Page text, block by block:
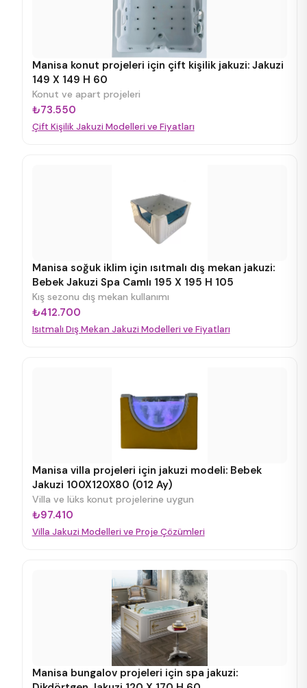
Manisa konut projeleri için çift kişilik jakuzi: Jakuzi
149 X 149 H 60
Konut ve apart projeleri
₺73.550
Çift Kişilik Jakuzi Modelleri ve Fiyatları
Manisa soğuk iklim için ısıtmalı dış mekan jakuzi:
Bebek Jakuzi Spa Camlı 195 X 195 H 105
Kış sezonu dış mekan kullanımı
₺412.700
Isıtmalı Dış Mekan Jakuzi Modelleri ve Fiyatları
Manisa villa projeleri için jakuzi modeli: Bebek
Jakuzi 100X120X80 (012 Ay)
Villa ve lüks konut projelerine uygun
₺97.410
Villa Jakuzi Modelleri ve Proje Çözümleri
Manisa bungalov projeleri için spa jakuzi: